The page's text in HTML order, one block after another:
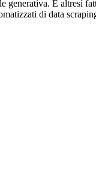
generativa. È altresì
di data